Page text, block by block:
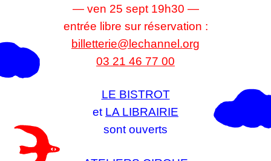
— ven 25 sept 19h30 —
entrée libre sur réservation :
billetterie@lechannel.org
03 21 46 77 00
LE BISTROT
et LA LIBRAIRIE
sont ouverts